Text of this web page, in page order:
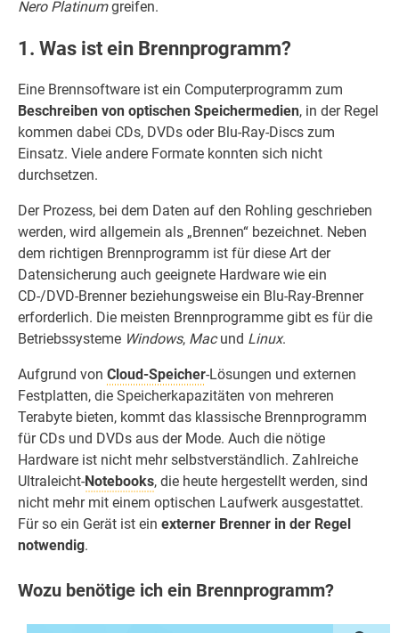
Nero Platinumgreifen.
1. Was ist ein Brennprogramm?
Eine Brennsoftware ist ein Computerprogramm zum
Beschreiben von optischen Speichermedien, in der Regel
kommen dabei CDs, DVDs oder Blu-Ray-Discs zum
Einsatz. Viele andere Formate konnten sich nicht
durchsetzen.
Der Prozess, bei dem Daten auf den Rohling geschrieben
werden, wird allgemein als „Brennen“ bezeichnet. Neben
dem richtigen Brennprogramm ist für diese Art der
Datensicherung auch geeignete Hardware wie ein
CD-/DVD-Brenner beziehungsweise ein Blu-Ray-Brenner
erforderlich. Die meisten Brennprogramme gibt es für die
Betriebssysteme Windows, Macund Linux.
Aufgrund von Cloud-Speicher-Lösungen und externen
Festplatten, die Speicherkapazitäten von mehreren
Terabyte bieten, kommt das klassische Brennprogramm
für CDs und DVDs aus der Mode. Auch die nötige
Hardware ist nicht mehr selbstverständlich. Zahlreiche
Ultraleicht-Notebooks, die heute hergestellt werden, sind
nicht mehr mit einem optischen Laufwerk ausgestattet.
Für so ein Gerät ist ein externer Brenner in der Regel
notwendig.
Wozu benötige ich ein Brennprogramm?